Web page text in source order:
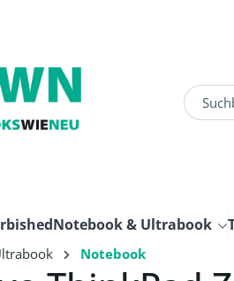
Notebook & Ultrabook
Notebook